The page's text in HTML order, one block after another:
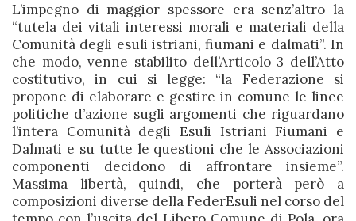
L’impegno di maggior spessore era senz’altro la
“tutela dei vitali interessi morali e materiali della
Comunità degli esuli istriani, fiumani e dalmati”. In
che modo, venne stabilito dell’Articolo 3 dell’Atto
costitutivo, in cui si legge: “la Federazione si
propone di elaborare e gestire in comune le linee
politiche d’azione sugli argomenti che riguardano
l’intera Comunità degli Esuli Istriani Fiumani e
Dalmati e su tutte le questioni che le Associazioni
componenti decidono di affrontare insieme”.
Massima libertà, quindi, che porterà però a
composizioni diverse della FederEsuli nel corso del